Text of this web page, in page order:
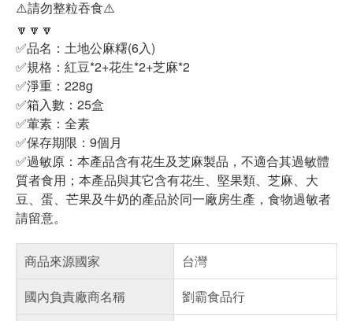
⚠️請勿整粒吞食⚠️
🔽🔽🔽
✅品名：土地公麻糬(6入)
✅規格：紅豆*2+花生*2+芝麻*2
✅淨重：228g
✅箱入數：25盒
✅葷素：全素
✅保存期限：9個月
✅過敏原：本產品含有花生及芝麻製品，不適合其過敏體
質者食用；本產品與其它含有花生、堅果類、芝麻、大
豆、蛋、芒果及牛奶的產品於同一廠房生產，食物過敏者
請留意。
商品來源國家
台灣
國內負責廠商名稱
劉霸食品行